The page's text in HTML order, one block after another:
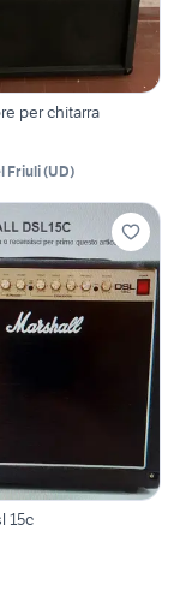
per chitarra
Friuli(UD)
15c